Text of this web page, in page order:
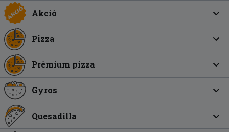
Akció
Pizza
Prémium pizza
Gyros
Quesadilla